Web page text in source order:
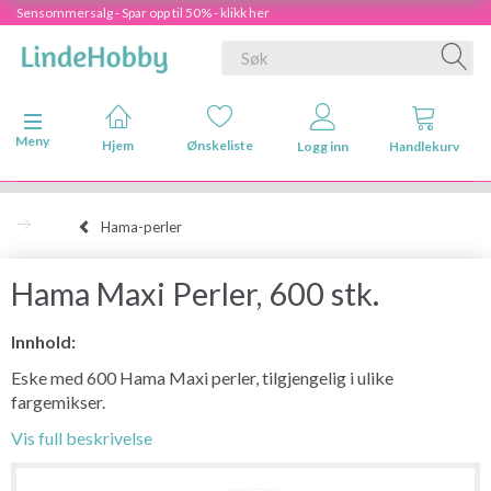
Sensommersalg - Spar opp til 50% - klikk her
Veksle navigasjon
Meny
Hjem Ønskeliste Logg inn Handlekurv
Hama-perler
Hama Maxi Perler, 600 stk.
Innhold:
Eske med 600 Hama Maxi perler, tilgjengelig i ulike
fargemikser.
Vis full beskrivelse